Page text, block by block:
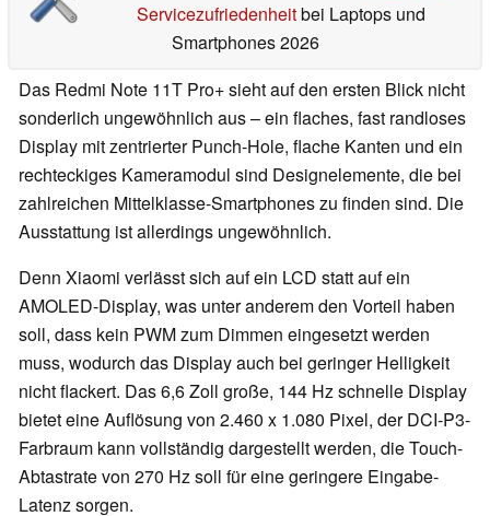
Servicezufriedenheitbei Laptops und
Smartphones 2026
Das Redmi Note 11T Pro+ sieht auf den ersten Blick nicht
sonderlich ungewöhnlich aus – ein flaches, fast randloses
Display mit zentrierter Punch-Hole, flache Kanten und ein
rechteckiges Kameramodul sind Designelemente, die bei
zahlreichen Mittelklasse-Smartphones zu finden sind. Die
Ausstattung ist allerdings ungewöhnlich.
Denn Xiaomi verlässt sich auf ein LCD statt auf ein
AMOLED-Display, was unter anderem den Vorteil haben
soll, dass kein PWM zum Dimmen eingesetzt werden
muss, wodurch das Display auch bei geringer Helligkeit
nicht flackert. Das 6,6 Zoll große, 144 Hz schnelle Display
bietet eine Auflösung von 2.460 x 1.080 Pixel, der DCI-P3-
Farbraum kann vollständig dargestellt werden, die Touch-
Abtastrate von 270 Hz soll für eine geringere Eingabe-
Latenz sorgen.